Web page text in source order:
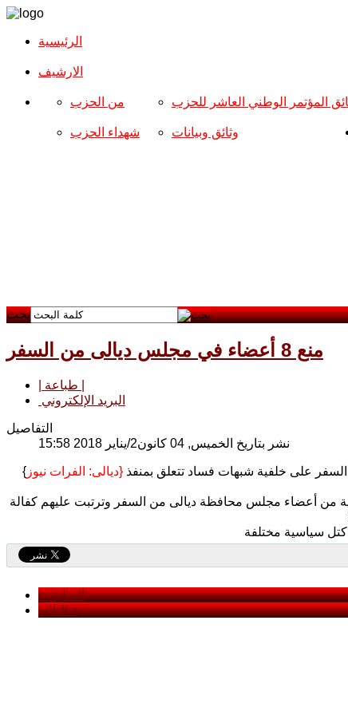
الرئيسية
الارشیف
من الحزب
شهداء الحزب
المؤتمر الوطني العاشر للحزب
وثائق وبيانات
بحث
منع 8 أعضاء في مجلس ديالى من السفر
البريد الإلكتروني
التفاصيل
نشر بتاريخ الخميس, 04 كانون2/يناير 2018 15:58
{ ديالى: الفرات نيوز}
من أعضاء مجلس محافظة ديالى من السفر وترتبت عليهم كفالة
< السابق
التالي >